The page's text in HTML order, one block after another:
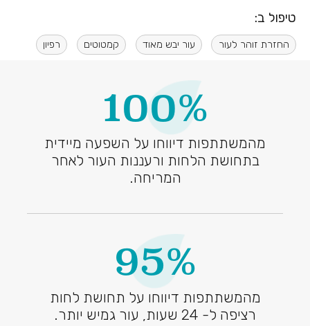
טיפול ב:
החזרת זוהר לעור עור יבש מאוד קמטוטים רפיון
100%
מהמשתתפות דיווחו על השפעה מיידית
בתחושת הלחות ורעננות העור לאחר
המריחה.
95%
מהמשתתפות דיווחו על תחושת לחות
רציפה ל- 24 שעות, עור גמיש יותר.